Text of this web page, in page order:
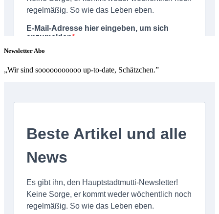
Newsletter Abo
„Wir sind sooooooooooo up-to-date, Schätzchen.”